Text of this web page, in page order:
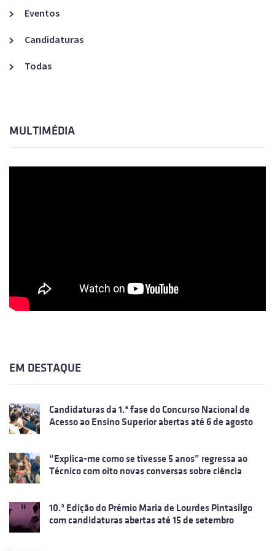
Eventos
Candidaturas
Todas
MULTIMÉDIA
EM DESTAQUE
Candidaturas da 1.ª fase do Concurso Nacional de
Acesso ao Ensino Superior abertas até 6 de agosto
“Explica-me como se tivesse 5 anos” regressa ao
Técnico com oito novas conversas sobre ciência
10.ª Edição do Prémio Maria de Lourdes Pintasilgo
com candidaturas abertas até 15 de setembro